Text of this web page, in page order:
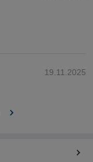
19.11.2025